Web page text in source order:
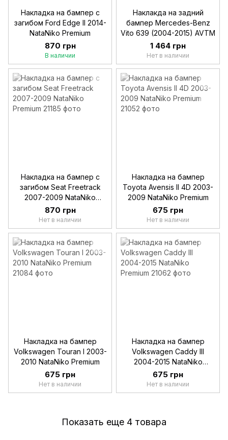
Накладка на бампер с
загибом Ford Edge II 2014-
NataNiko Premium
870 грн
В наличии
Наклакда на задний
бампер Mercedes-Benz
Vito 639 (2004-2015) AVTM
1 464 грн
Нет в наличии
Накладка на бампер с
загибом Seat Freetrack
2007-2009 NataNiko
Premium
870 грн
Нет в наличии
Накладка на бампер
Toyota Avensis II 4D 2003-
2009 NataNiko Premium
675 грн
Нет в наличии
Накладка на бампер
Volkswagen Touran I 2003-
2010 NataNiko Premium
675 грн
Нет в наличии
Накладка на бампер
Volkswagen Caddy III
2004-2015 NataNiko
Premium
675 грн
Нет в наличии
Показать еще 4 товара